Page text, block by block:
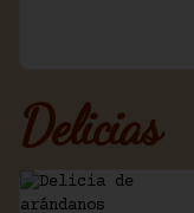
Delicias